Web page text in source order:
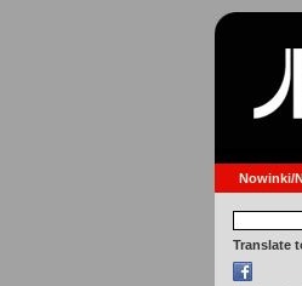
Nowinki/
Translate